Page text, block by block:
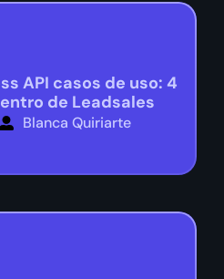
API casos de uso: 4
de Leadsales
Blanca Quiriarte